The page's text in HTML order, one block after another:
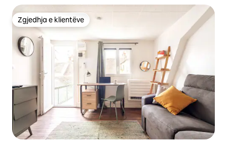
Zgjedhja e klientëve
Zgjedhja e klientëve